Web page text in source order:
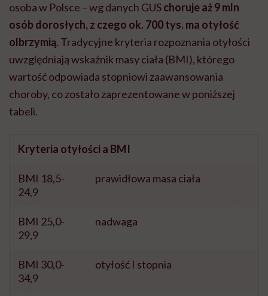
osoba w Polsce – wg danych GUSchoruje aż 9 mln
osób dorosłych, z czego ok. 700 tys. ma otyłość
olbrzymią. Tradycyjne kryteria rozpoznania otyłości
uwzględniają wskaźnik masy ciała (BMI), którego
wartość odpowiada stopniowi zaawansowania
choroby, co zostało zaprezentowane w poniższej
tabeli.
Kryteria otyłości a BMI
BMI 18,5-
24,9
prawidłowa masa ciała
BMI 25,0-
29,9
nadwaga
BMI 30,0-
34,9
otyłość I stopnia